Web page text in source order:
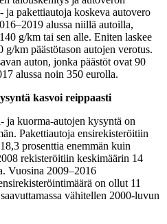
pakettiautoja koskeva autovero
alussa niillä autoilla,
g/km tai sen alle. Eniten laskee
km päästötason autojen verotus.
auton, jonka päästöt ovat 90
alussa noin 350 eurolla.
kasvoi reippaasti
ja kuorma-autojen kysyntä on
Pakettiautoja ensirekisteröitiin
prosenttia enemmän kuin
rekisteröitiin keskimäärin 14
Vuosina 2009–2016
on ollut 11
vähitellen 2000-luvun